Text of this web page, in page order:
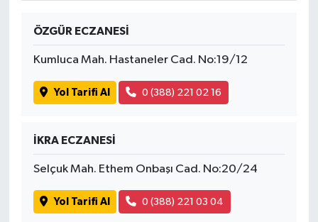
ÖZGÜR ECZANESİ
Kumluca Mah. Hastaneler Cad. No:19/12
Yol Tarifi Al 0 (388) 221 02 16
İKRA ECZANESİ
Selçuk Mah. Ethem Onbaşı Cad. No:20/24
Yol Tarifi Al 0 (388) 221 03 04